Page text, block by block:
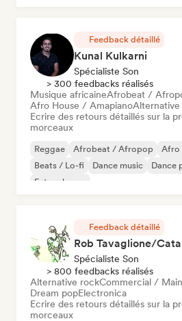
Feedback détaillé
Kunal Kulkarni
Spécialiste Son
> 300 feedbacks réalisés
Musique africaineAfrobeat /
Afro House / Amapiano
Ecrire des retours détaillés sur la
morceaux
Reggae Afrobeat / Afropop
Afro
Beats / Lo-fi
Dance music Dance
Future house
Feedback détaillé
Rob Tavaglione/
Spécialiste Son
> 800 feedbacks réalisés
Alternative rockCommercial /
Dream popElectronica
Ecrire des retours détaillés sur la
morceaux